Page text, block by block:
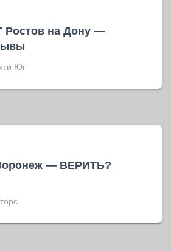
Ростов на Дону —
Юг
— ВЕРИТЬ?